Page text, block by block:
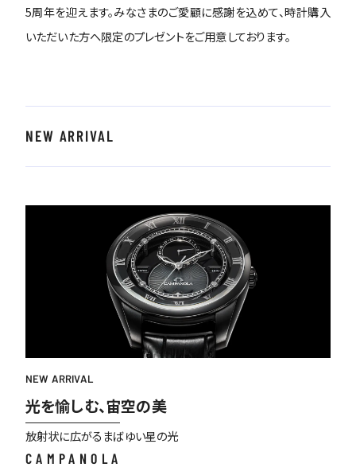
5周年を迎えます。みなさまのご愛顧に感謝を込めて、時計購入
いただいた方へ限定のプレゼントをご用意しております。
NEW ARRIVAL
NEW ARRIVAL
光を愉しむ、宙空の美
放射状に広がるまばゆい星の光
CAMPANOLA